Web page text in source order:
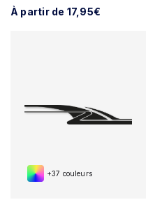
À partir de 17,95€
+37 couleurs